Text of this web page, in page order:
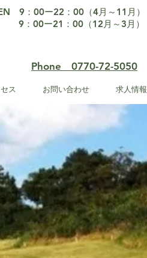
9：00ー22：00（4月～11月）
00ー21：00（12月～3月）
Phone 0770-72-5050
ス お問い合わせ 求人情報